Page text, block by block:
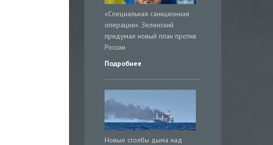
«Специальная санкционная
операция». Зеленский
придумал новый план против
России
Подробнее
Новые столбы дыма над